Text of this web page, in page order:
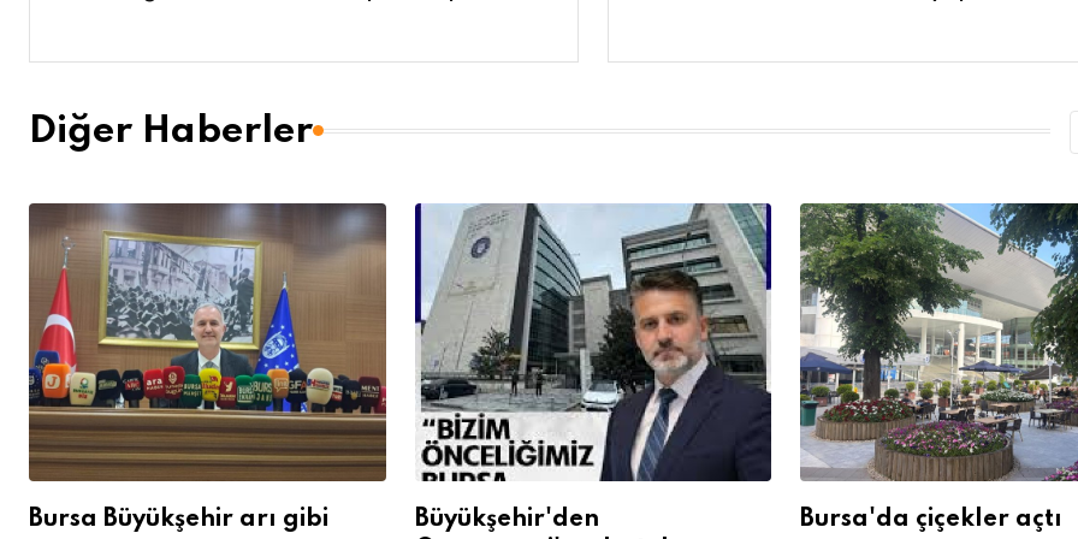
Diğer Haberler
Bursa Büyükşehir arı gibi
Büyükşehir'den
Bursa'da çiçekler açtı